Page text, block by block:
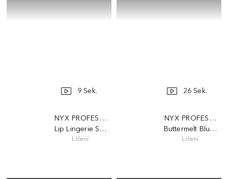
9 Sek.
NYX PROFESSIONAL MAKEUP
Lip Lingerie Stain
Líčení
26 Sek.
NYX
Buttermelt Blush
Líčení